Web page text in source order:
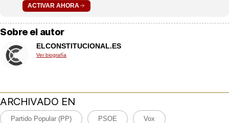
ACTIVAR AHORA
Sobre el autor
ELCONSTITUCIONAL.ES
Ver biografía
ARCHIVADO EN
Partido Popular (PP) PSOE Vox